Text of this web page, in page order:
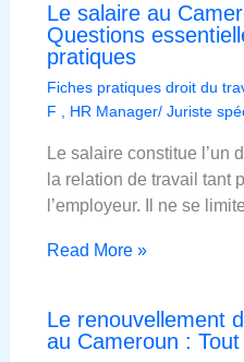
Le salaire au
Questions
pratiques
Fiches pratiques droit du
F , HR Manager/ Juriste
Le salaire constitue l’un
la relation de travail tant
l’employeur. Il ne se
Read More »
Le renouvellement
au Cameroun :